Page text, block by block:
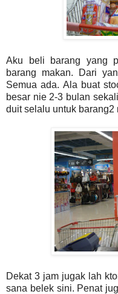
Aku beli barang yang
barang makan. Dari
Semua ada. Ala buat
besar nie 2-3 bulan
duit selalu untuk barang2
Dekat 3 jam jugak lah
sana belek sini. Penat